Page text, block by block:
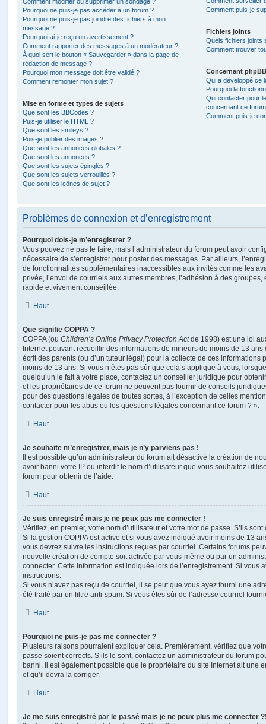
Pourquoi ne puis-je pas accéder à un forum ?
Pourquoi ne puis-je pas joindre des fichiers à mon
message ?
Pourquoi ai-je reçu un avertissement ?
Comment rapporter des messages à un modérateur ?
À quoi sert le bouton « Sauvegarder » dans la page de
rédaction de message ?
Pourquoi mon message doit être validé ?
Comment remonter mon sujet ?
Mise en forme et types de sujets
Que sont les BBCodes ?
Puis-je utiliser le HTML ?
Que sont les smileys ?
Puis-je publier des images ?
Que sont les annonces globales ?
Que sont les annonces ?
Que sont les sujets épinglés ?
Que sont les sujets verrouillés ?
Que sont les icônes de sujet ?
Comment puis-je
Fichiers joints
Quels fichiers joints
Comment trouver
Concernant phpBB
Qui a développé ce
Pourquoi la
Qui contacter pour
concernant ce
Comment puis-je
Problèmes de connexion et d’enregistrement
Pourquoi dois-je m’enregistrer ?
Vous pouvez ne pas le faire, mais l’administrateur du forum peut avoir
nécessaire de s’enregistrer pour poster des messages. Par ailleurs,
de fonctionnalités supplémentaires inaccessibles aux invités comme les
privée, l’envoi de courriels aux autres membres, l’adhésion à des groupes,
rapide et vivement conseillée.
Haut
Que signifie COPPA ?
COPPA (ou Children’s Online Privacy Protection Actde 1998) est une loi
Internet pouvant recueillir des informations de mineurs de moins de 13
écrit des parents (ou d’un tuteur légal) pour la collecte de ces informations
moins de 13 ans. Si vous n’êtes pas sûr que cela s’applique à vous,
quelqu’un le fait à votre place, contactez un conseiller juridique pour
et les propriétaires de ce forum ne peuvent pas fournir de conseils
pour des questions légales de toutes sortes, à l’exception de celles
contacter pour les abus ou les questions légales concernant ce forum ? ».
Haut
Je souhaite m’enregistrer, mais je n’y parviens pas !
Il est possible qu’un administrateur du forum ait désactivé la création de
avoir banni votre IP ou interdit le nom d’utilisateur que vous souhaitez
forum pour obtenir de l’aide.
Haut
Je suis enregistré mais je ne peux pas me connecter !
Vérifiez, en premier, votre nom d’utilisateur et votre mot de passe. S’ils
Si la gestion COPPA est active et si vous avez indiqué avoir moins de 13
vous devrez suivre les instructions reçues par courriel. Certains forums
nouvelle création de compte soit activée par vous-même ou par un
connecter. Cette information est indiquée lors de l’enregistrement. Si vous
instructions.
Si vous n’avez pas reçu de courriel, il se peut que vous ayez fourni une
été traité par un filtre anti-spam. Si vous êtes sûr de l’adresse courriel
Haut
Pourquoi ne puis-je pas me connecter ?
Plusieurs raisons pourraient expliquer cela. Premièrement, vérifiez que
passe soient corrects. S’ils le sont, contactez un administrateur du forum
banni. Il est également possible que le propriétaire du site Internet ait une
et qu’il devra la corriger.
Haut
Je me suis enregistré par le passé mais je ne peux plus me connecter